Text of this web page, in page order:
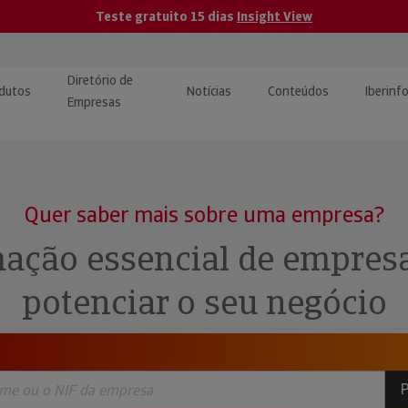
Teste gratuito 15 dias Insight View
de Créditos
Diretório de
Empresas
Notícias Conteúdos
Quer saber mais sobre uma empresa?
essencial de
potenciar o seu negócio